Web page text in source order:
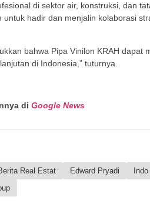
di sektor air, konstruksi, dan
hadir dan menjalin kolaborasi
bahwa Pipa Vinilon KRAH dapat
di Indonesia,” tuturnya.
di Google News
Real Estat Edward Pryadi